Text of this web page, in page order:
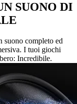
SUONO DI
suono completo ed
I tuoi giochi
Incredibile.